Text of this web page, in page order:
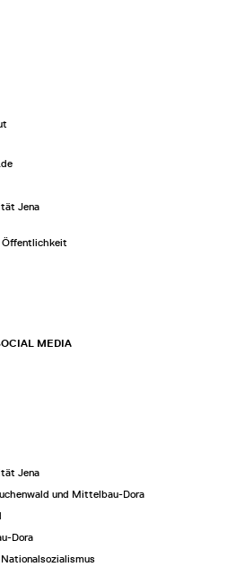
Jena
Öffentlichkeit
MEDIA
Jena
und Mittelbau-Dora
Dora